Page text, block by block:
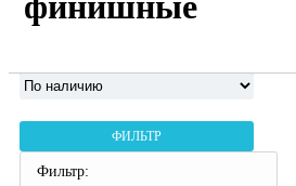
ФИЛЬТР
Фильтр: